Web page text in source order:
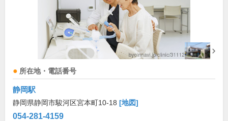
所在地・電話番号
静岡駅
静岡県静岡市駿河区宮本町10-18 [地図]
054-281-4159